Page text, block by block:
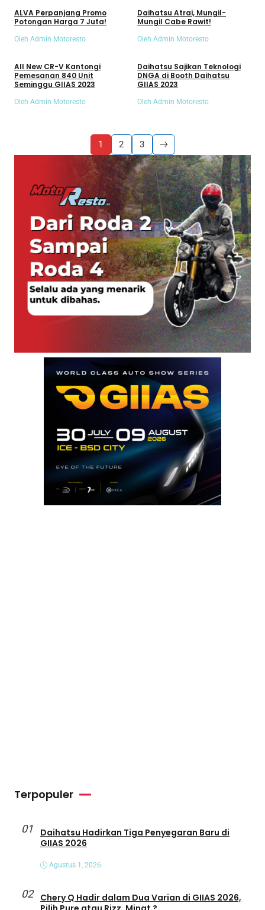
ALVA Perpanjang Promo
Potongan Harga 7 Juta!
Oleh Admin Motoresto
Daihatsu Atrai, Mungil-
Mungil Cabe Rawit!
Oleh Admin Motoresto
All New CR-V Kantongi
Pemesanan 840 Unit
Seminggu GIIAS 2023
Oleh Admin Motoresto
Daihatsu Sajikan Teknologi
DNGA di Booth Daihatsu
GIIAS 2023
Oleh Admin Motoresto
1 2 3
Terpopuler
01
Daihatsu Hadirkan Tiga Penyegaran Baru di
GIIAS 2026
Agustus 1, 2026
02
Chery Q Hadir dalam Dua Varian di GIIAS 2026,